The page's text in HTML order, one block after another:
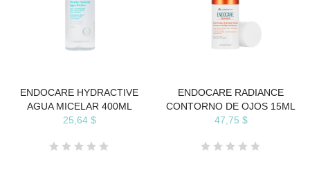
ENDOCARE HYDRACTIVE
AGUA MICELAR 400ML
25,64 $
ENDOCARE RADIANCE
CONTORNO DE OJOS 15ML
47,75 $